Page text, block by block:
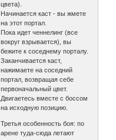
цвета).
Начинается каст - вы жмете
на этот портал.
Пока идет ченнелинг (все
вокруг взрывается), вы
бежите к соседнему порталу.
Заканчивается каст,
нажимаете на соседний
портал, возвращая себе
первоначальный цвет.
Двигаетесь вместе с боссом
на исходную позицию.
Третья особенность боя: по
арене туда-сюда летают